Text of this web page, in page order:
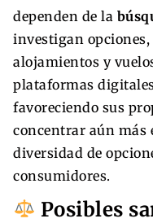
dependen de la
investigan
alojamientos y
plataformas
favoreciendo sus
concentrar aún más
diversidad de
consumidores.
Posibles